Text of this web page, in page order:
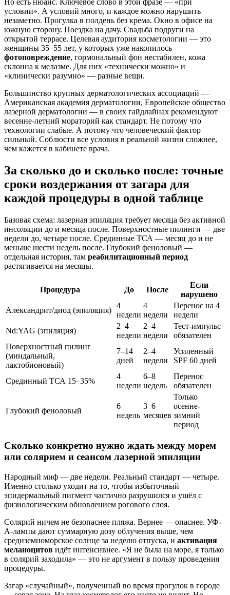
Но есть нюанс. Ключевое слово в этой фразе — «при
условии». А условий много, и каждое можно нарушить
незаметно. Прогулка в полдень без крема. Окно в офисе на
южную сторону. Поездка на дачу. Свадьба подруги на
открытой террасе. Целевая аудитория косметологии — это
женщины 35–55 лет, у которых уже накопилось
фотоповреждение, гормональный фон нестабилен, кожа
склонна к мелазме. Для них «технически можно» и
«клинически разумно» — разные вещи.
Большинство крупных дерматологических ассоциаций —
Американская академия дерматологии, Европейское общество
лазерной дерматологии — в своих гайдлайнах рекомендуют
весенне-летний мораторий как стандарт. Не потому что
технологии слабые. А потому что человеческий фактор
сильный. Соблюсти все условия в реальной жизни сложнее,
чем кажется в кабинете врача.
За сколько до и сколько после: точные
сроки воздержания от загара для
каждой процедуры в одной таблице
Базовая схема: лазерная эпиляция требует месяца без активной
инсоляции до и месяца после. Поверхностные пилинги — две
недели до, четыре после. Срединные ТСА — месяц до и не
меньше шести недель после. Глубокий феноловый —
отдельная история, там реабилитационный период
растягивается на месяцы.
Процедура До После
Если
нарушено
Александрит/диод (эпиляция)
4
недели
4
недели
Перенос на 4
недели
Nd:YAG (эпиляция)
2–4
недели
2–4
недели
Тест-импульс
обязателен
Поверхностный пилинг
(миндальный,
лактобионовый)
7–14
дней
2–4
недели
Усиленный
SPF 60 дней
Срединный ТСА 15–35%
4
недели
6–8
недель
Перенос
обязателен
Глубокий феноловый
6
недель
3–6
месяцев
Только
осенне-
зимний
период
Сколько конкретно нужно ждать между морем
или солярием и сеансом лазерной эпиляции
Народный миф — две недели. Реальный стандарт — четыре.
Именно столько уходит на то, чтобы избыточный
эпидермальный пигмент частично разрушился и ушёл с
физиологическим обновлением рогового слоя.
Солярий ничем не безопаснее пляжа. Вернее — опаснее. УФ-
А-лампы дают суммарную дозу облучения выше, чем
средиземноморское солнце за неделю отпуска, и активация
меланоцитов идёт интенсивнее. «Я не была на море, я только
в солярий заходила» — это не аргумент в пользу проведения
процедуры.
Загар «случайный», полученный во время прогулок в городе